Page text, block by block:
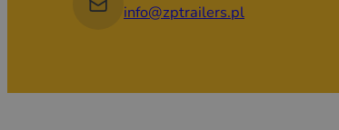
info@zptrailers.pl